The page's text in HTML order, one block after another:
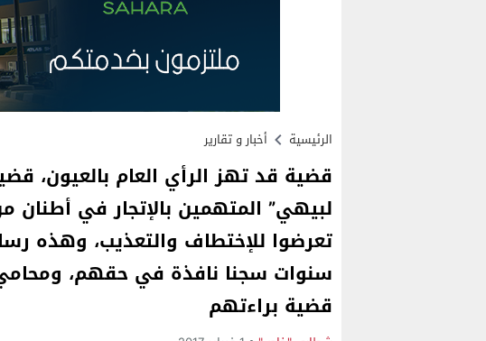
الرئيسية أخبار و تقارير
قضية قد تهز الرأي العام بالعيون،
لبيهي” المتهمين بالإتجار في أطنان
سنوات سجنا نافذة في حقهم،
قضية براءتهم